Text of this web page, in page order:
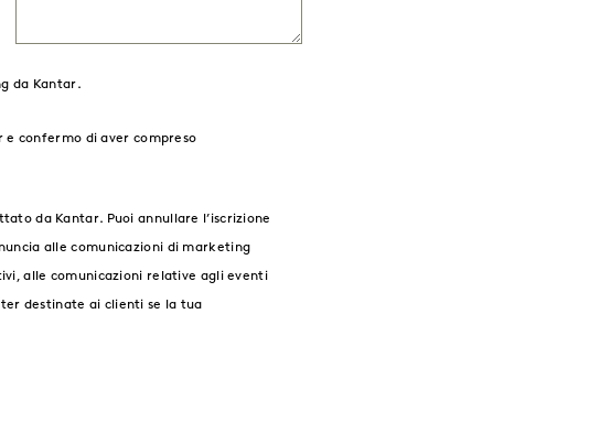
da Kantar.
e confermo di aver compreso
da Kantar. Puoi annullare l’iscrizione
alle comunicazioni di marketing
alle comunicazioni relative agli eventi
destinate ai clienti se la tua